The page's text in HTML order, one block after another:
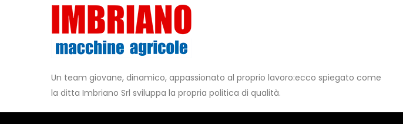
Un team giovane, dinamico, appassionato al proprio lavoro:ecco spiegato come
la ditta Imbriano Srl sviluppa la propria politica di qualità.